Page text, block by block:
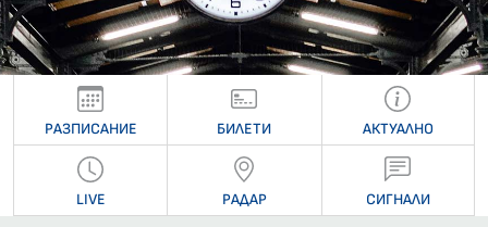
РАЗПИСАНИЕ БИЛЕТИ АКТУАЛНО
LIVE РАДАР СИГНАЛИ